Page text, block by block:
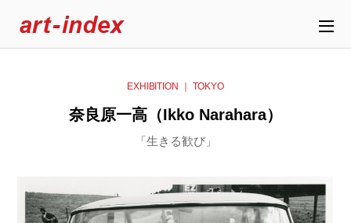
EXHIBITION ｜ TOKYO
奈良原一高（Ikko Narahara）
「生きる歓び」